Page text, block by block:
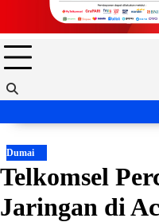
Dumai
Telkomsel
Jaringan di